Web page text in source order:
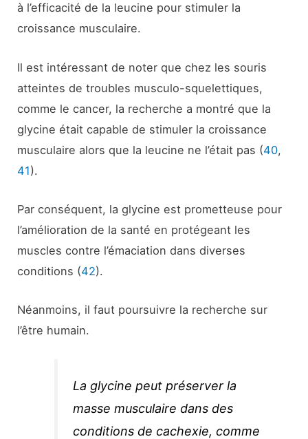
à l’efficacité de la leucine pour stimuler la
croissance musculaire.
Il est intéressant de noter que chez les souris
atteintes de troubles musculo-squelettiques,
comme le cancer, la recherche a montré que la
glycine était capable de stimuler la croissance
musculaire alors que la leucine ne l’était pas (40,
41).
Par conséquent, la glycine est prometteuse pour
l’amélioration de la santé en protégeant les
muscles contre l’émaciation dans diverses
conditions (42).
Néanmoins, il faut poursuivre la recherche sur
l’être humain.
La glycine peut préserver la
masse musculaire dans des
conditions de cachexie, comme